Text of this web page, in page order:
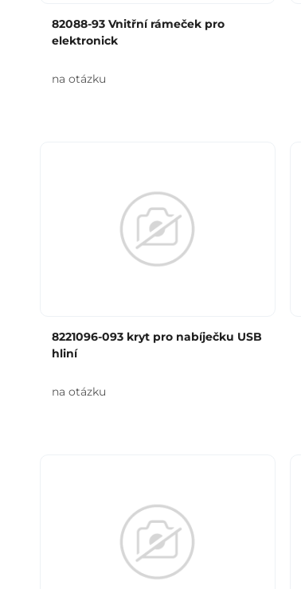
82088-93 Vnitřní rámeček pro
elektronick
na otázku
8221096-093 kryt pro nabíječku USB
hliní
na otázku